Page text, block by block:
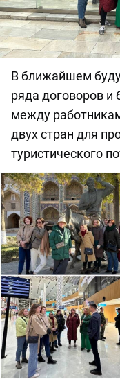
В ближайшем
ряда договоров и
между
двух стран для
туристического